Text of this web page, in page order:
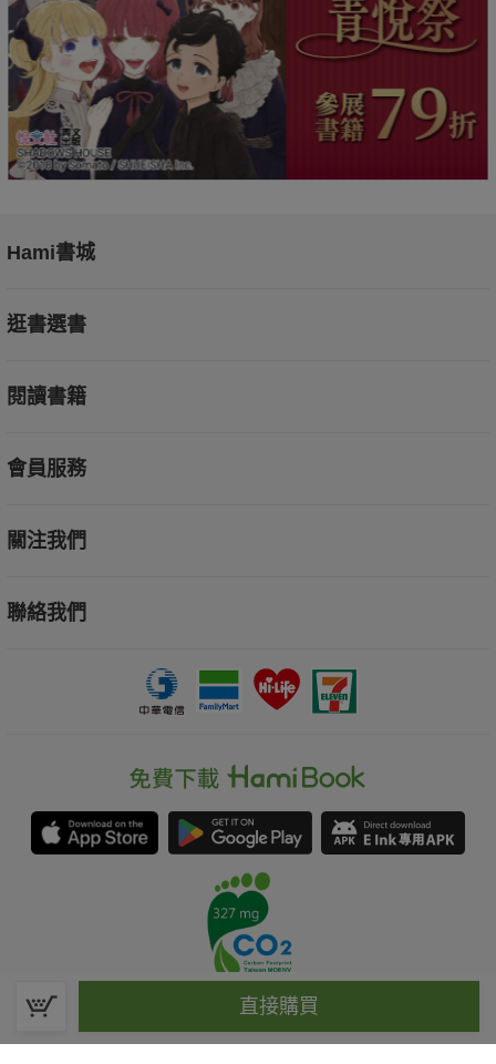
直接購買
Hami書城
逛書選書
閱讀書籍
會員服務
關注我們
聯絡我們
春水堂科技娛樂股份有限公司(統一編號：70476915)